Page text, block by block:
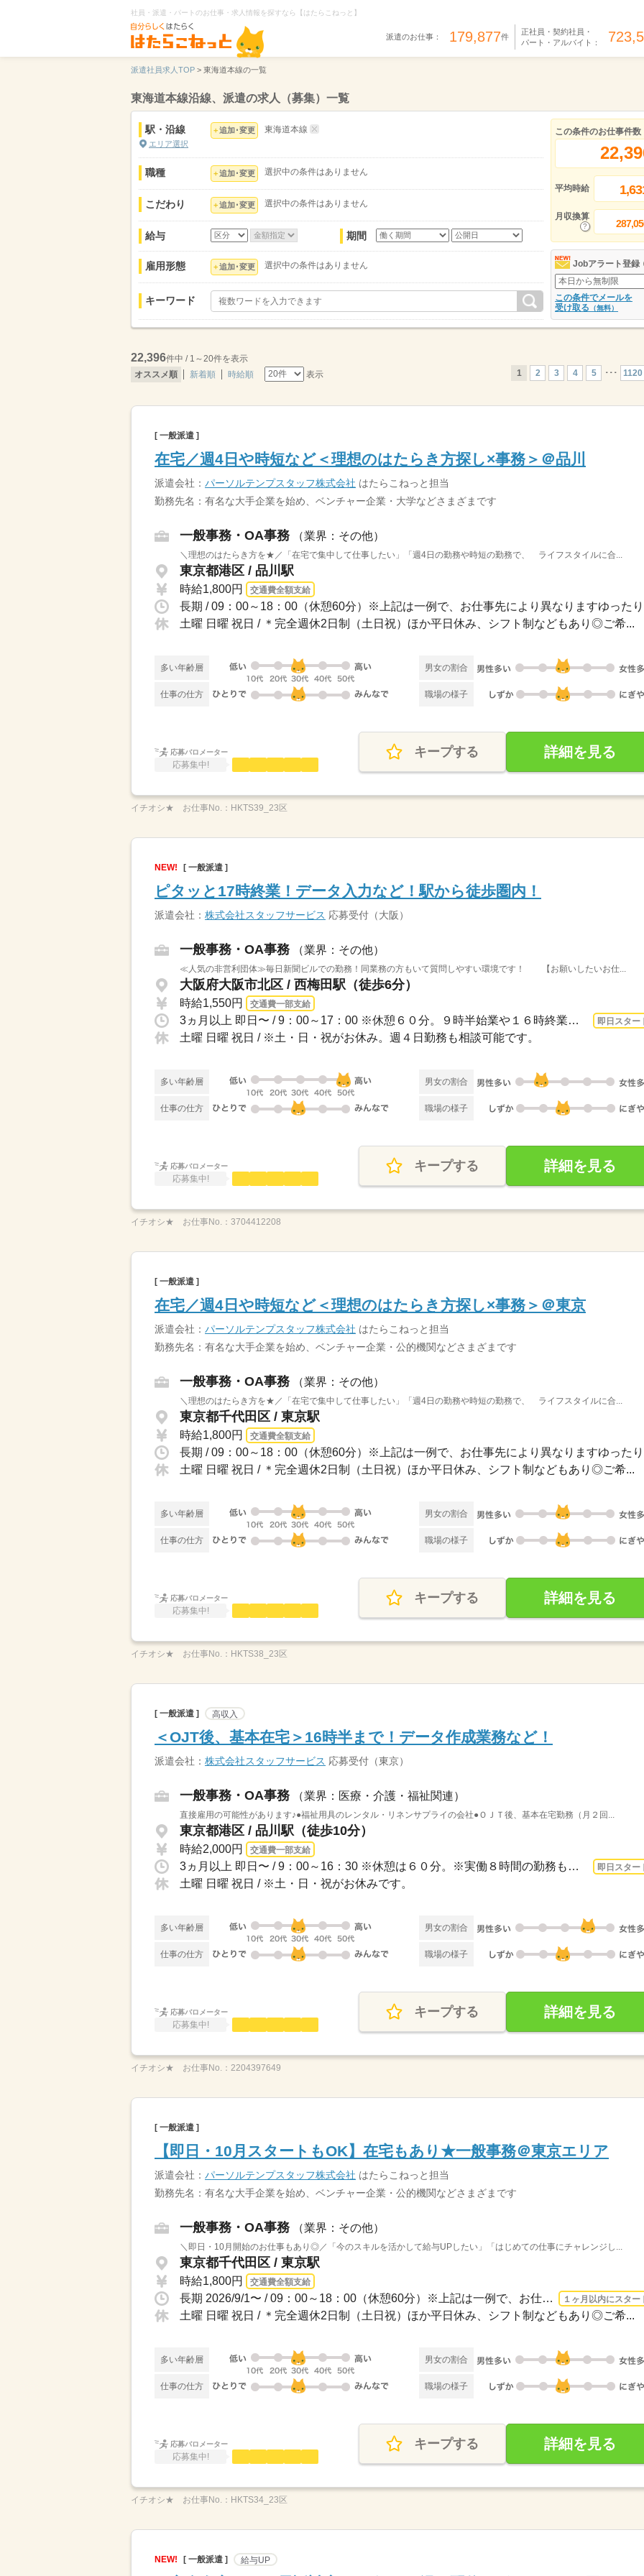
社員・派遣・パートのお仕事・求人情報を探すなら【はたらこねっと】
派遣のお仕事： 179,877件
正社員・契約社員・
パート・アルバイト：
派遣社員求人TOP > 東海道本線の一覧
東海道本線沿線、派遣の求人（募集）一覧
駅・沿線
エリア選択
追加･変更 東海道本線
職種 追加･変更 選択中の条件はありません
こだわり 追加･変更 選択中の条件はありません
給与 期間
雇用形態 追加･変更 選択中の条件はありません
キーワード
この条件のお仕事件数
平均時給
月収換算
Jobアラート登録
この条件でメールを
受け取る （無料）
22,396件中 / 1～20件を表示
オススメ順
新着順 時給順 表示 1 2 3 4 5 ･･･ 1120
[ 一般派遣 ]
在宅／週4日や時短など＜理想のはたらき方探し×事務＞＠品川
派遣会社： パーソルテンプスタッフ株式会社 はたらこねっと担当
勤務先名：有名な大手企業を始め、ベンチャー企業・大学などさまざまです
一般事務・OA事務 （業界：その他）
＼理想のはたらき方を★／「在宅で集中して仕事したい」「週4日の勤務や時短の勤務で、 ライフスタイルに合...
東京都港区 / 品川駅
時給1,800円 交通費全額支給
長期 / 09：00～18：00（休憩60分）※上記は一例で、お仕事先により異なりますゆった
土曜 日曜 祝日 / ＊完全週休2日制（土日祝）ほか平日休み、シフト制などもあり◎ご希...
多い年齢層 男女の割合
仕事の仕方 職場の様子
応募バロメーター
応募集中!
キープする 詳細を見る
イチオシ★ お仕事No.： HKTS39_23区
NEW! [ 一般派遣 ]
ピタッと17時終業！データ入力など！駅から徒歩圏内！
派遣会社： 株式会社スタッフサービス 応募受付（大阪）
一般事務・OA事務 （業界：その他）
≪人気の非営利団体≫毎日新聞ビルでの勤務！同業務の方もいて質問しやすい環境です！ 【お願いしたいお仕...
大阪府大阪市北区 / 西梅田駅（徒歩6分）
時給1,550円 交通費一部支給
3ヵ月以上 即日〜 / 9：00～17：00 ※休憩６０分。９時半始業や１６時終業など時短勤務... 即日スター
土曜 日曜 祝日 / ※土・日・祝がお休み。週４日勤務も相談可能です。
多い年齢層 男女の割合
仕事の仕方 職場の様子
応募バロメーター
応募集中!
キープする 詳細を見る
イチオシ★ お仕事No.： 3704412208
[ 一般派遣 ]
在宅／週4日や時短など＜理想のはたらき方探し×事務＞＠東京
派遣会社： パーソルテンプスタッフ株式会社 はたらこねっと担当
勤務先名：有名な大手企業を始め、ベンチャー企業・公的機関などさまざまです
一般事務・OA事務 （業界：その他）
＼理想のはたらき方を★／「在宅で集中して仕事したい」「週4日の勤務や時短の勤務で、 ライフスタイルに合...
東京都千代田区 / 東京駅
時給1,800円 交通費全額支給
長期 / 09：00～18：00（休憩60分）※上記は一例で、お仕事先により異なりますゆった
土曜 日曜 祝日 / ＊完全週休2日制（土日祝）ほか平日休み、シフト制などもあり◎ご希...
多い年齢層 男女の割合
仕事の仕方 職場の様子
応募バロメーター
応募集中!
キープする 詳細を見る
イチオシ★ お仕事No.： HKTS38_23区
[ 一般派遣 ] 高収入
＜OJT後、基本在宅＞16時半まで！データ作成業務など！
派遣会社： 株式会社スタッフサービス 応募受付（東京）
一般事務・OA事務 （業界：医療・介護・福祉関連）
直接雇用の可能性があります♪●福祉用具のレンタル・リネンサプライの会社●ＯＪＴ後、基本在宅勤務（月２回...
東京都港区 / 品川駅（徒歩10分）
時給2,000円 交通費一部支給
3ヵ月以上 即日〜 / 9：00～16：30 ※休憩は６０分。※実働８時間の勤務も相談可能です... 即日スター
土曜 日曜 祝日 / ※土・日・祝がお休みです。
多い年齢層 男女の割合
仕事の仕方 職場の様子
応募バロメーター
応募集中!
キープする 詳細を見る
イチオシ★ お仕事No.： 2204397649
[ 一般派遣 ]
【即日・10月スタートもOK】在宅もあり★一般事務＠東京エリア
派遣会社： パーソルテンプスタッフ株式会社 はたらこねっと担当
勤務先名：有名な大手企業を始め、ベンチャー企業・公的機関などさまざまです
一般事務・OA事務 （業界：その他）
＼即日・10月開始のお仕事もあり◎／「今のスキルを活かして給与UPしたい」「はじめての仕事にチャレンジし...
東京都千代田区 / 東京駅
時給1,800円 交通費全額支給
長期 2026/9/1〜 / 09：00～18：00（休憩60分）※上記は一例で、お仕事先により異なり... １ヶ月以内にスター
土曜 日曜 祝日 / ＊完全週休2日制（土日祝）ほか平日休み、シフト制などもあり◎ご希...
多い年齢層 男女の割合
仕事の仕方 職場の様子
応募バロメーター
応募集中!
キープする 詳細を見る
イチオシ★ お仕事No.： HKTS34_23区
NEW! [ 一般派遣 ] 給与UP